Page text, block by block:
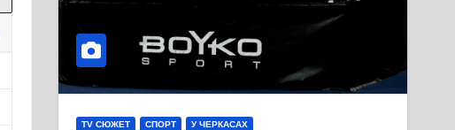
TV СЮЖЕТ СПОРТ У ЧЕРКАСАХ